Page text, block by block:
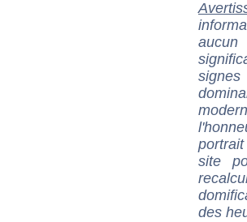
site
des